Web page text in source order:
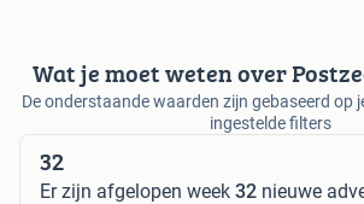
Wat je moet weten over
De onderstaande waarden zijn gebaseerd op
ingestelde filters
32
Er zijn afgelopen week 32 nieuwe